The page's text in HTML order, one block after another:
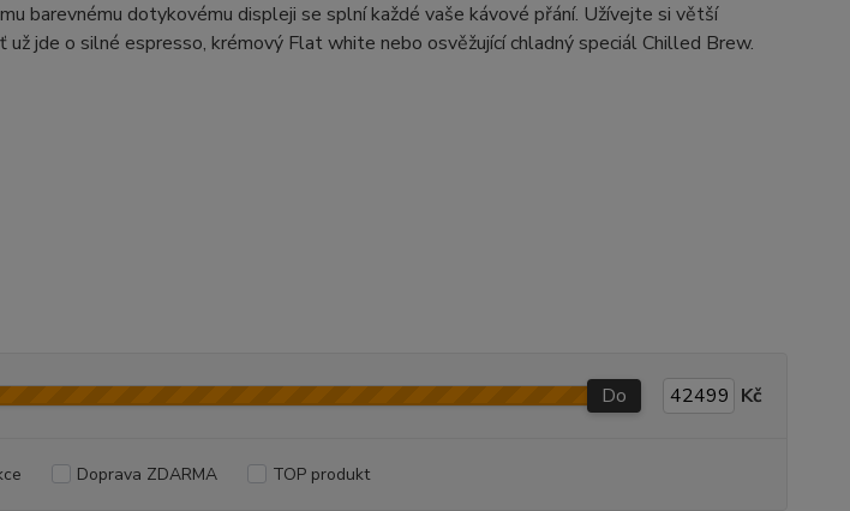
barevnému dotykovému displeji se splní každé vaše kávové přání. Užívejte si větší
jde o silné espresso, krémový Flat white nebo osvěžující chladný speciál Chilled Brew.
Do Kč
Doprava ZDARMA TOP produkt